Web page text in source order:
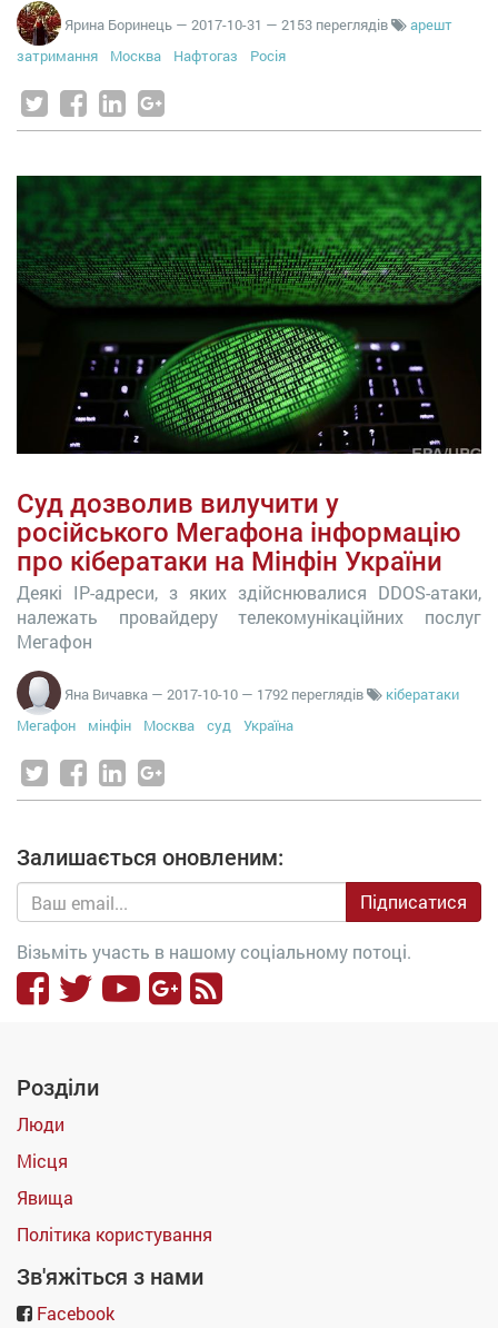
Ярина Боринець — 2017-10-31 — 2153 переглядів
арешт
затримання
Москва Нафтогаз Росія
Суд дозволив вилучити у
російського Мегафона інформацію
про кібератаки на Мінфін України
Деякі IP-адреси, з яких здійснювалися DDOS-атаки,
належать провайдеру телекомунікаційних послуг
Мегафон
Яна Вичавка — 2017-10-10 — 1792 переглядів
кібератаки
Мегафон
мінфін Москва суд Україна
Залишається оновленим:
Підписатися
Візьміть участь в нашому соціальному потоці.
Розділи
Люди
Місця
Явища
Політика користування
Зв'яжіться з нами
Facebook